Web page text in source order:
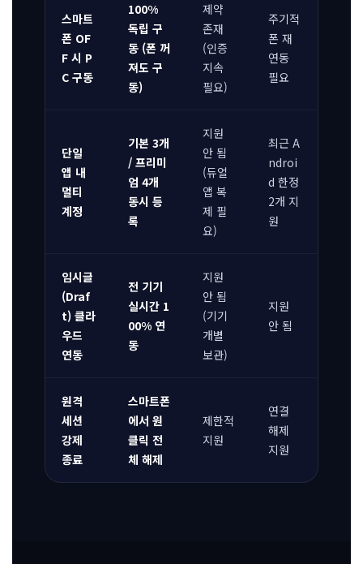
스마트
폰 OF
F 시 P
C 구동
100%
독립 구
동 (폰 꺼
져도 구
동)
제약
존재
(인증
지속
필요)
주기적
폰 재
연동
필요
단일
앱 내
멀티
계정
기본 3개
/ 프리미
엄 4개
동시 등
록
지원
안 됨
(듀얼
앱 복
제 필
요)
최근 A
ndroi
d 한정
2개 지
원
임시글
(Draf
t) 클라
우드
연동
전 기기
실시간 1
00% 연
동
지원
안 됨
(기기
개별
보관)
지원
안 됨
원격
세션
강제
종료
스마트폰
에서 원
클릭 전
체 해제
제한적
지원
연결
해제
지원